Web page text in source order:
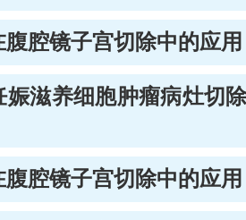
腹腔镜子宫切除中的应
娠滋养细胞肿瘤病灶切
腹腔镜子宫切除中的应